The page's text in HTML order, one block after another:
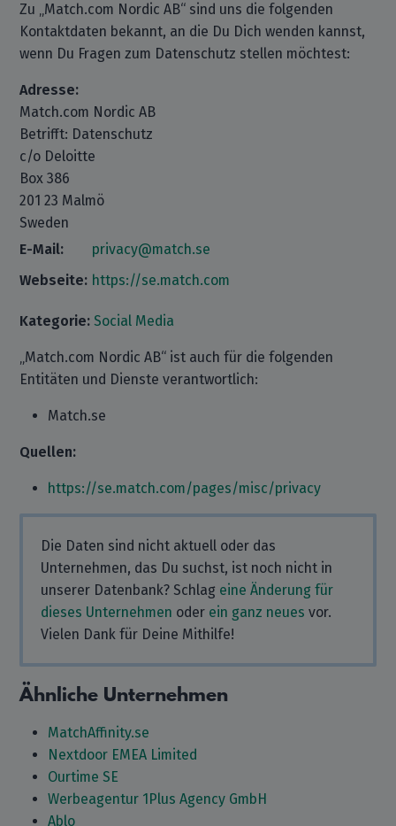
Zu „Match.com Nordic AB“ sind uns die folgenden
Kontaktdaten bekannt, an die Du Dich wenden kannst,
wenn Du Fragen zum Datenschutz stellen möchtest:
Adresse:
Match.com Nordic AB
Betrifft: Datenschutz
c/o Deloitte
Box 386
201 23 Malmö
Sweden
E-Mail:
privacy@match.se
Webseite: https://se.match.com
Kategorie: Social Media
„Match.com Nordic AB“ ist auch für die folgenden
Entitäten und Dienste verantwortlich:
Match.se
Quellen:
https://se.match.com/pages/misc/privacy
Die Daten sind nicht aktuell oder das
Unternehmen, das Du suchst, ist noch nicht in
unserer Datenbank? Schlag eine Änderung für
dieses Unternehmen oder ein ganz neues vor.
Vielen Dank für Deine Mithilfe!
Ähnliche Unternehmen
MatchAffinity.se
Nextdoor EMEA Limited
Ourtime SE
Werbeagentur 1Plus Agency GmbH
Ablo